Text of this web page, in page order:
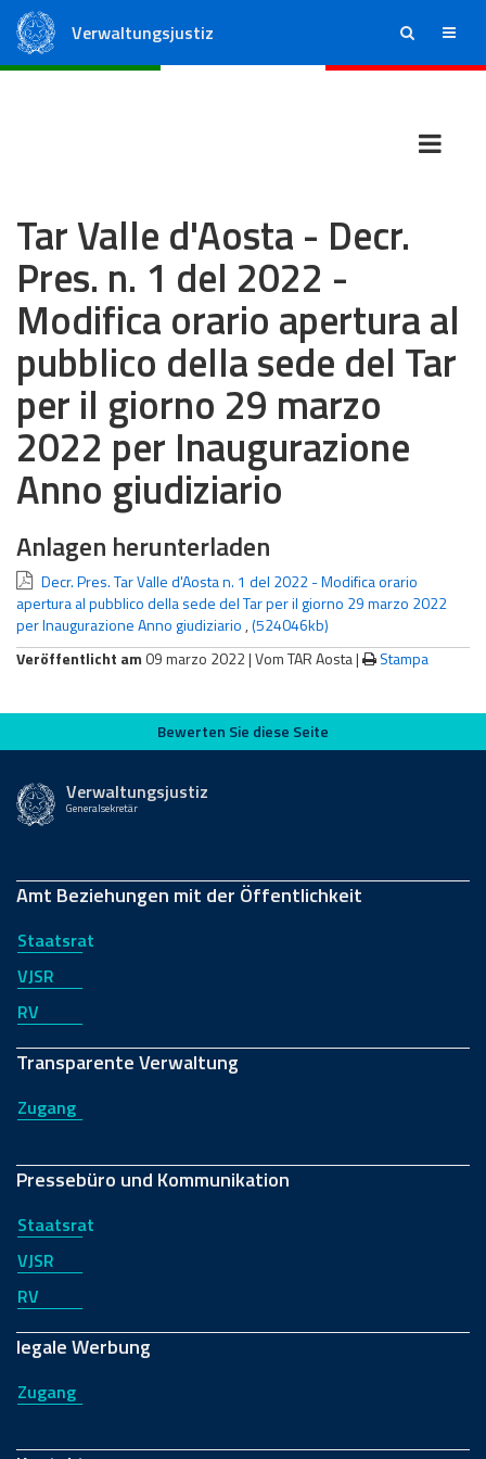
Verwaltungsjustiz ricerca menu
Tar Valle d'Aosta - Decr.
Pres. n. 1 del 2022 -
Modifica orario apertura al
pubblico della sede del Tar
per il giorno 29 marzo
2022 per Inaugurazione
Anno giudiziario
Anlagen herunterladen
Decr. Pres. Tar Valle d'Aosta n. 1 del 2022 - Modifica orario
apertura al pubblico della sede del Tar per il giorno 29 marzo 2022
per Inaugurazione Anno giudiziario ,(524046kb)
Veröffentlicht am 09 marzo 2022 |Vom TAR Aosta| Stampa
Bewerten Sie diese Seite
Bewerten Sie diese Seite
Verwaltungsjustiz
Generalsekretär
Amt Beziehungen mit der Öffentlichkeit
Staatsrat
VJSR
RV
Transparente Verwaltung
Zugang
Pressebüro und Kommunikation
Staatsrat
VJSR
RV
legale Werbung
Zugang